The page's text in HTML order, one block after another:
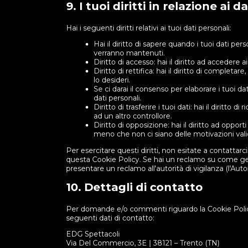
9. I tuoi diritti in relazione ai
Hai i seguenti diritti relativi ai tuoi dati personali:
Hai il diritto di sapere quando i tuoi dati
verranno mantenuti.
Diritto di accesso: hai il diritto ad accedere
Diritto di rettifica: hai il diritto di
lo desideri.
Se ci darai il consenso per elaborare i tuoi
dati personali.
Diritto di trasferire i tuoi dati: hai il diritto di
ad un altro controllore.
Diritto di opposizione: hai il diritto ad
meno che non ci siano delle motivazioni
Per esercitare questi diritti, non esitate a
questa Cookie Policy. Se hai un reclamo su come
presentare un reclamo all'autorità di vigilanza
10. Dettagli di contatto
Per domande e/o commenti riguardo la Cookie
seguenti dati di contatto:
EDG Spettacoli
Via Del Commercio, 3E | 38121 – Trento (TN)